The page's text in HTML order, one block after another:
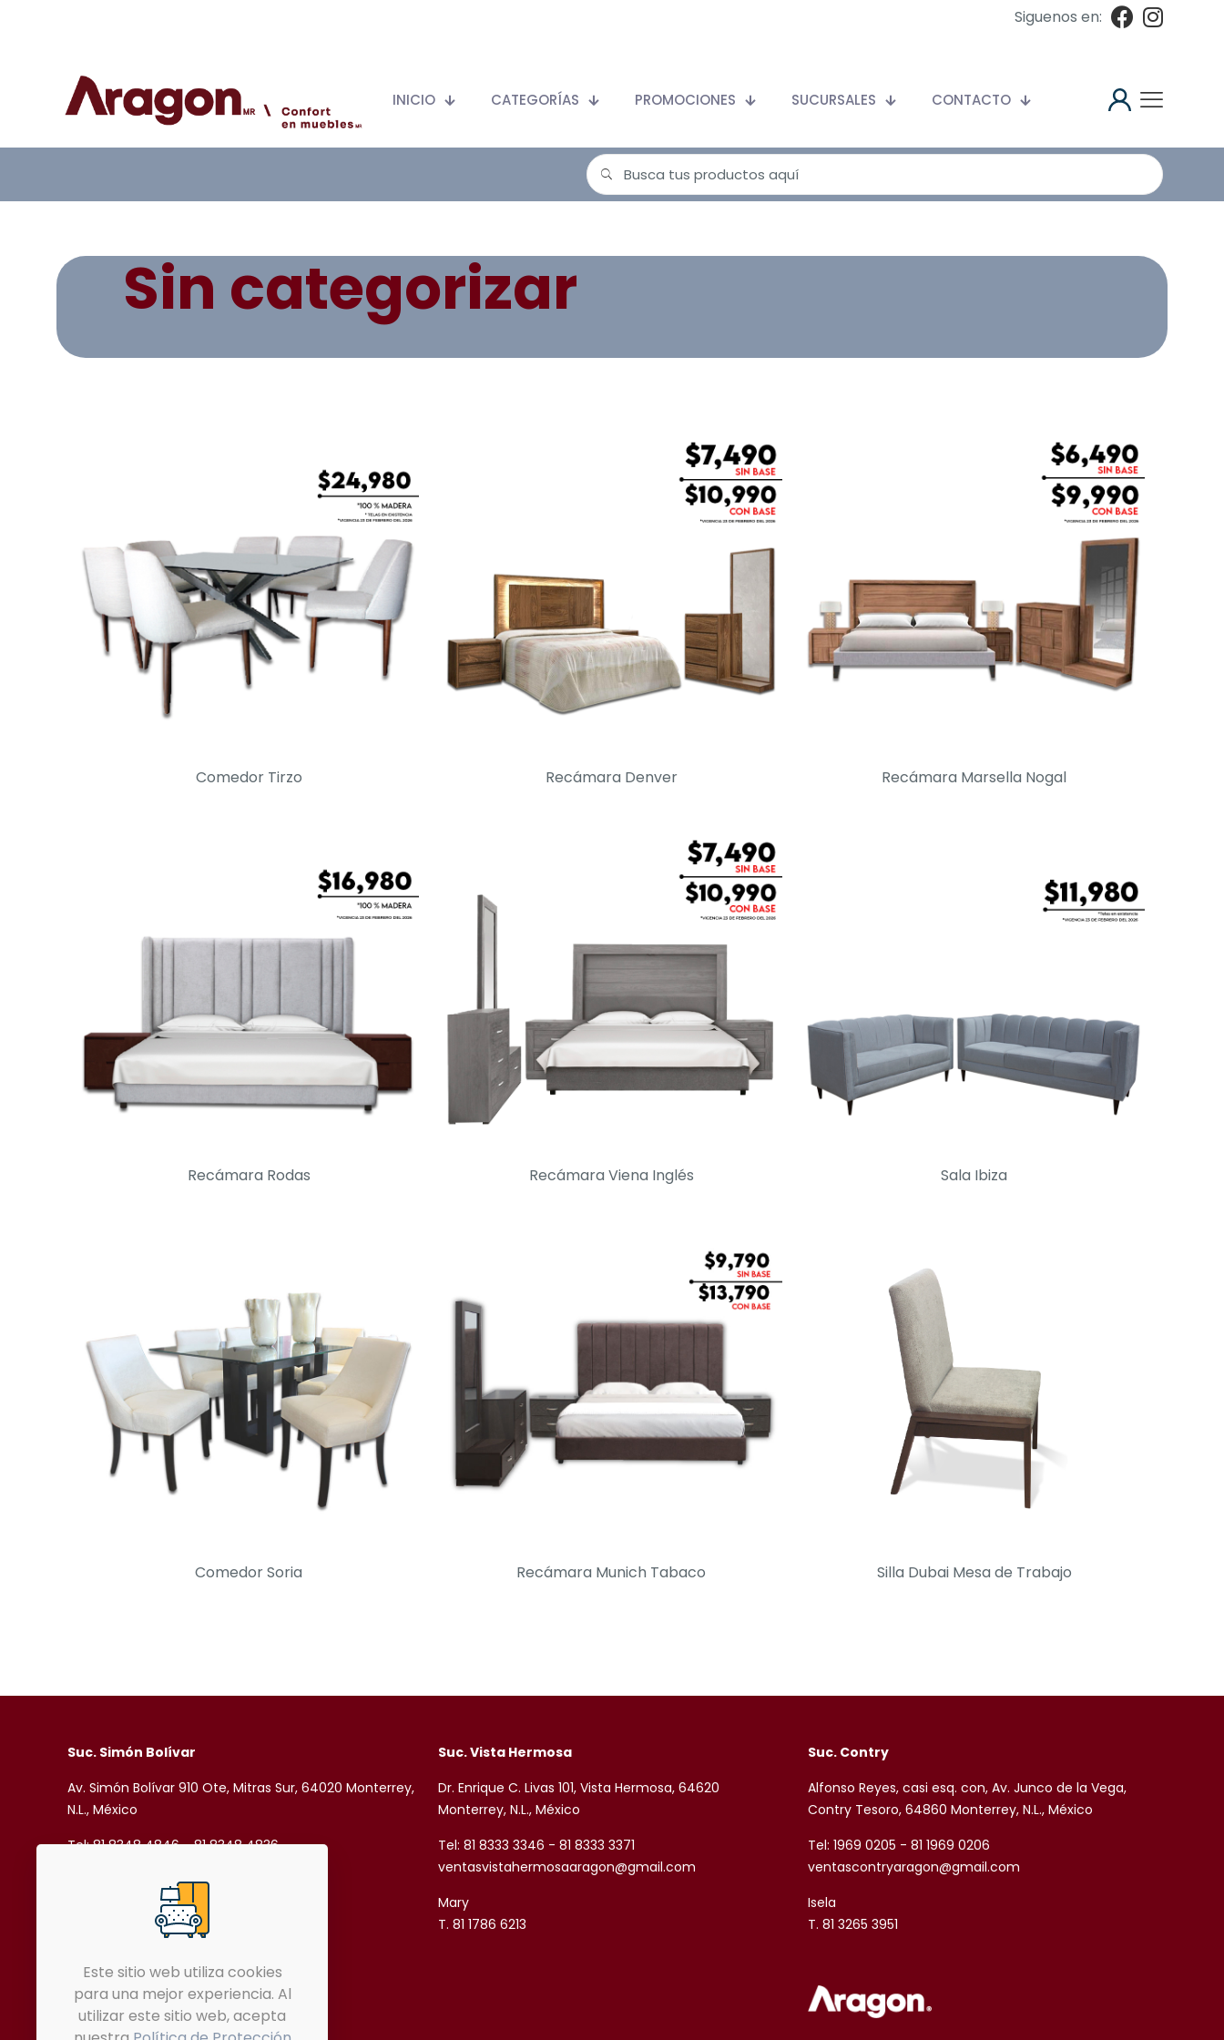
Siguenos en:
INICIO CATEGORÍAS PROMOCIONES SUCURSALES CONTACTO
Sin categorizar
Comedor Tirzo Recámara Denver Recámara Marsella Nogal
Recámara Rodas Recámara Viena Inglés Sala Ibiza
Comedor Soria Recámara Munich Tabaco Silla Dubai Mesa de Trabajo
Suc. Simón Bolívar
Av. Simón Bolívar 910 Ote, Mitras Sur, 64020 Monterrey,
N.L., México
Tel: 81 8348 4846 - 81 8348 4836
81 8343 9043 - 81 8345 5725
ventassimonbolivararagon@gmail.com
Rubén
T. 81 8461 7261
Suc. Vista Hermosa
Dr. Enrique C. Livas 101, Vista Hermosa, 64620
Monterrey, N.L., México
Tel: 81 8333 3346 - 81 8333 3371
ventasvistahermosaaragon@gmail.com
Mary
T. 81 1786 6213
Suc. Contry
Alfonso Reyes, casi esq. con, Av. Junco de la Vega,
Contry Tesoro, 64860 Monterrey, N.L., México
Tel: 1969 0205 - 81 1969 0206
ventascontryaragon@gmail.com
Isela
T. 81 3265 3951
Este sitio web utiliza cookies
para una mejor experiencia. Al
utilizar este sitio web, acepta